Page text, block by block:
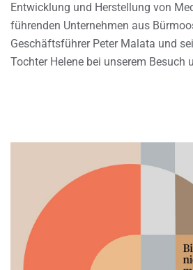
Entwicklung und Herstellung von
führenden Unternehmen aus
Geschäftsführer Peter Malata und
Tochter Helene bei unserem Besuch